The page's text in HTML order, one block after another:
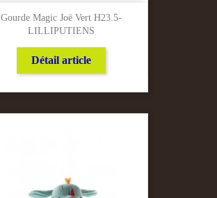
Gourde Magic Joë Vert H23.5-
LILLIPUTIENS
Détail article